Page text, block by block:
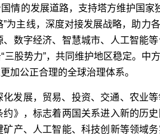
情的发展道路，支持塔方维护国
为主线，深度对接发展战略，助
数字经济、智慧城市、人工智能
股势力”，共同维护地区稳定。
加公正合理的全球治理体系。
发展，贸易、投资、交通、农业
》，标志着两国关系进入新的历
产、人工智能、科技创新等领域